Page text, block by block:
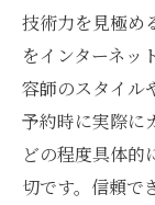
技術力を見極め
をインターネッ
容師のスタイル
予約時に実際に
どの程度具体的
切です。信頼で